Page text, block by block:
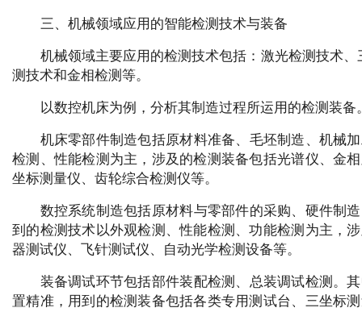
三、机械领域应用的智能检测技术与装备
机械领域主要应用的检测技术包括：激光检测技术
测技术和金相检测等。
以数控机床为例，分析其制造过程所运用的检测装备
机床零部件制造包括原材料准备、毛坯制造、机械
检测、性能检测为主，涉及的检测装备包括光谱仪、金
坐标测量仪、齿轮综合检测仪等。
数控系统制造包括原材料与零部件的采购、硬件制
到的检测技术以外观检测、性能检测、功能检测为主，
器测试仪、飞针测试仪、自动光学检测设备等。
装备调试环节包括部件装配检测、总装调试检测。
置精准，用到的检测装备包括各类专用测试台、三坐标